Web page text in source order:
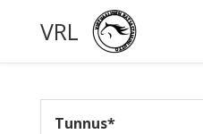
VRL
Tunnus*